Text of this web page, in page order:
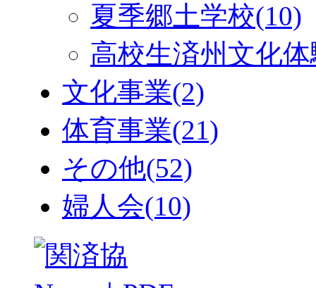
夏季郷土学校(10)
高校生済州文化
文化事業(2)
体育事業(21)
その他(52)
婦人会(10)